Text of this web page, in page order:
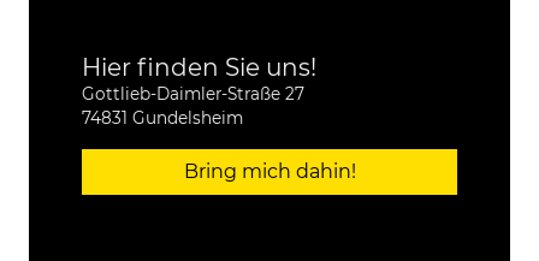
Hier finden Sie uns!
Gottlieb-Daimler-Straße 27
74831 Gundelsheim
Bring mich dahin!